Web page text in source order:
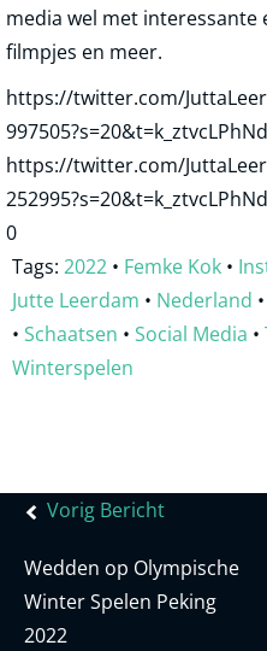
media wel met interessante
filmpjes en meer.
https://twitter.com/
https://twitter.com/
0
Tags: 2022 • Femke Kok •
Jutte Leerdam • Nederland •
• Schaatsen • Social Media •
Winterspelen
Bericht
Vorig Bericht
Wedden op Olympische
Winter Spelen Peking
2022